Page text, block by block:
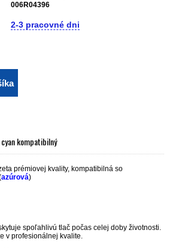
006R04396
2-3 pracovné dni
kompatibilný
prémiovej kvality, kompatibilná so
azúrová)
spoľahlivú tlač počas celej doby životnosti.
v profesionálnej kvalite.